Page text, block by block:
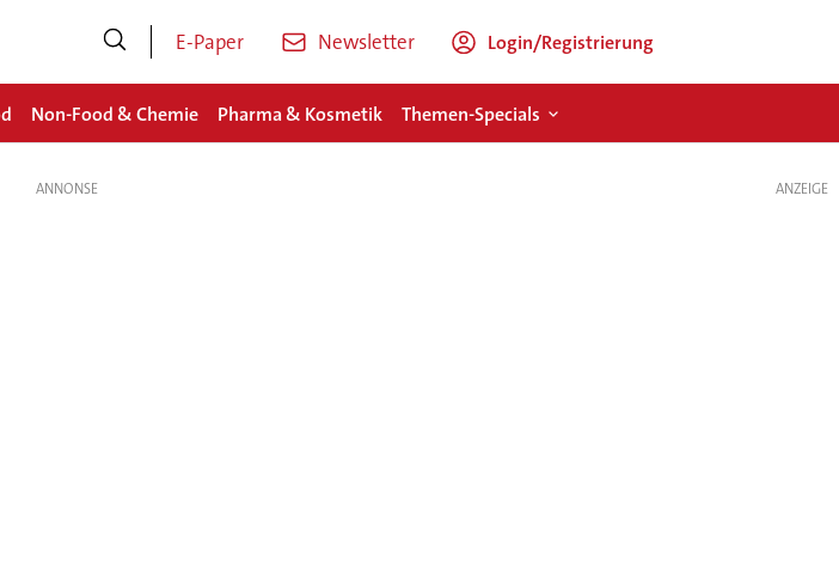
E-Paper Newsletter Login/Registrierung
Non-Food & Chemie Pharma & Kosmetik Themen-Specials
ANZEIGE